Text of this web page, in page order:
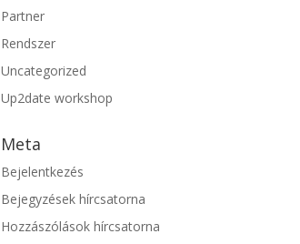
Partner
Rendszer
Uncategorized
Up2date workshop
Meta
Bejelentkezés
Bejegyzések hírcsatorna
Hozzászólások hírcsatorna